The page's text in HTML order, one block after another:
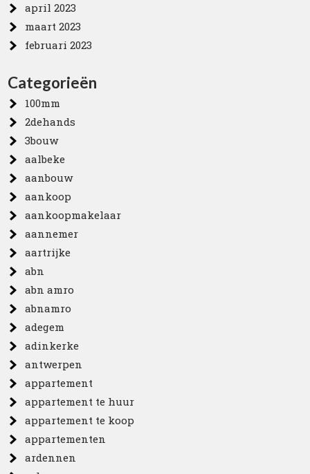
april 2023
maart 2023
februari 2023
Categorieën
100mm
2dehands
3bouw
aalbeke
aanbouw
aankoop
aankoopmakelaar
aannemer
aartrijke
abn
abn amro
abnamro
adegem
adinkerke
antwerpen
appartement
appartement te huur
appartement te koop
appartementen
ardennen